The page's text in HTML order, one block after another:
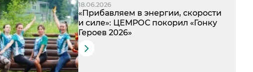
18.06.2026
«Прибавляем в энергии, скорости
и силе»: ЦЕМРОС покорил «Гонку
Героев 2026»